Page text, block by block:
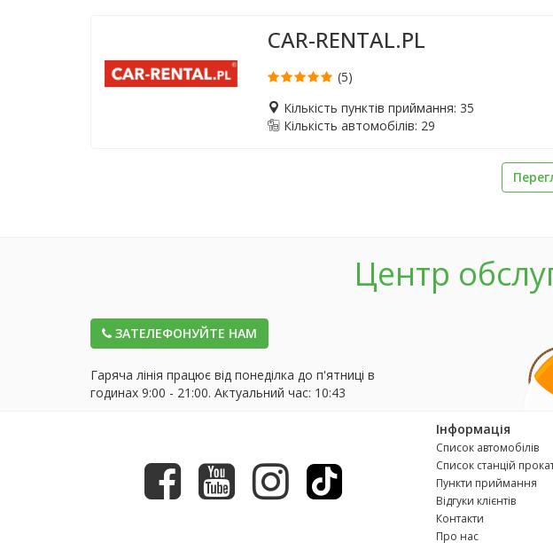
CAR-RENTAL.PL
(5)
Кількість пунктів приймання: 35
Кількість автомобілів: 29
Центр
ЗАТЕЛЕФОНУЙТЕ НАМ
Гаряча лінія працює від понеділка до п'ятниці в
годинах 9:00 - 21:00. Актуальний час: 10:43
Інформація
Список автомобілів
Список станцій
Пункти приймання
Відгуки клієнтів
Контакти
Про нас